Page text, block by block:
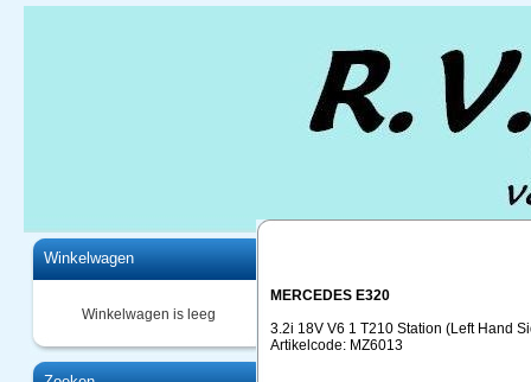
Winkelwagen
Winkelwagen is leeg
MERCEDES E320
3.2i 18V V6 1 T210 Station (Left Hand
Artikelcode: MZ6013